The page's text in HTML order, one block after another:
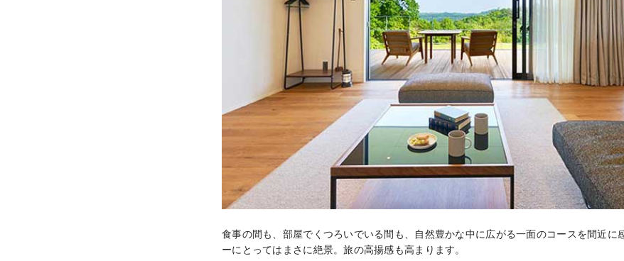
食事の間も、部屋でくつろいでいる間も、自然豊かな中に広がる一面のコースを間近に
ーにとってはまさに絶景。旅の高揚感も高まります。